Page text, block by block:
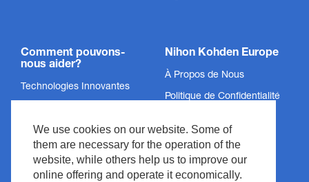
We use cookies on our website. Some of
them are necessary for the operation of the
website, while others help us to improve our
online offering and operate it economically.
Comment pouvons-
nous aider?
Technologies Innovantes
Soutien
Actualités et Événements
Espace documentation
Nihon Kohden Europe
À Propos de Nous
Politique de Confidentialité
Informations légales &
Conformité
Droits d’Auteur